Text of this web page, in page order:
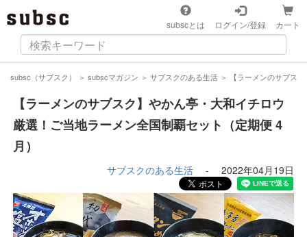
subscとは ログイン/登録 カート
subsc（サブスク） ＞ subscマガジン ＞ サブスクのある生活 ＞ 【ラーメンのサブス
【ラーメンのサブスク】やかん亭・大和イチロウ
厳選！ご当地ラーメン全国制覇セット（定期便 4
月）
サブスクのある生活 - 2022年04月19日